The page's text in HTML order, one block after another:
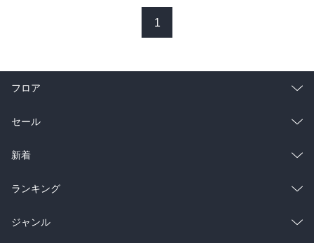
1
フロア
総合
ラノベ
雑誌・グラビア
BL・TL
セール
総合
ラノベ
雑誌・グラビア
新着
総合
ラノベ
ランキング
総合
ジャンル